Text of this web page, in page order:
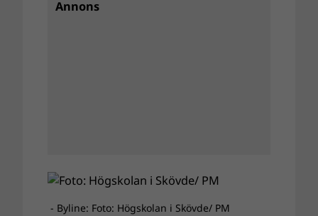
Annons
- Byline: Foto: Högskolan i Skövde/ PM